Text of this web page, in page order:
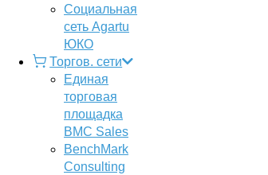
Социальная
сеть Agartu
ЮКО
Торгов. сети
Единая
торговая
площадка
BMC Sales
BenchMark
Consulting